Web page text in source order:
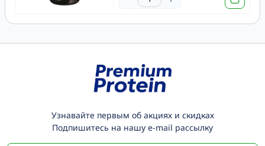
Узнавайте первым об акциях и скидках
Подпишитесь на нашу e-mail рассылку